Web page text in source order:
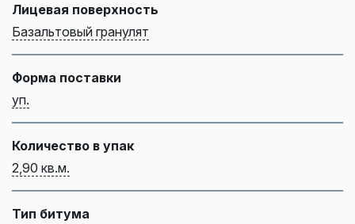
Лицевая поверхность
Базальтовый гранулят
Форма поставки
уп.
Количество в упак
2,90 кв.м.
Тип битума